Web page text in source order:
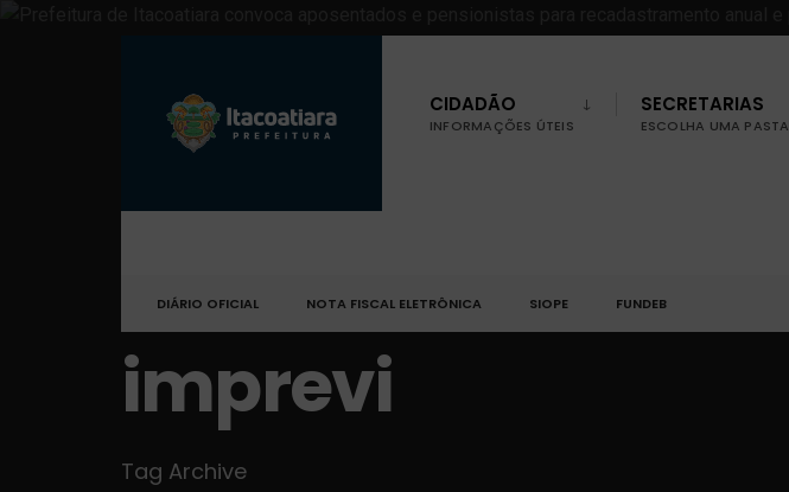
CIDADÃO
INFORMAÇÕES ÚTEIS
SECRETARIAS
ESCOLHA UMA PASTA
DIÁRIO OFICIAL NOTA FISCAL ELETRÔNICA SIOPE FUNDEB
imprevi
Tag Archive